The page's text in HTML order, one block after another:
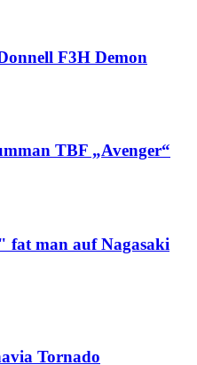
F3H Demon
TBF „Avenger“
fat man auf Nagasaki
Tornado